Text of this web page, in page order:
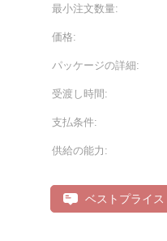
最小注文数量:
価格:
パッケージの詳細:
受渡し時間:
支払条件:
供給の能力:
ベストプライス